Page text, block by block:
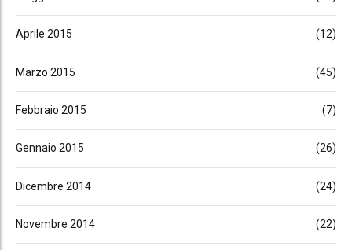
Aprile 2015 (12)
Marzo 2015 (45)
Febbraio 2015 (7)
Gennaio 2015 (26)
Dicembre 2014 (24)
Novembre 2014 (22)